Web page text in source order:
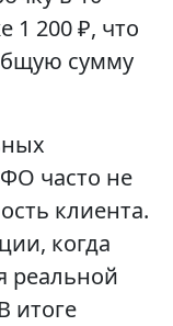
1 200 ₽, что
сумму
часто не
клиента.
когда
реальной
итоге